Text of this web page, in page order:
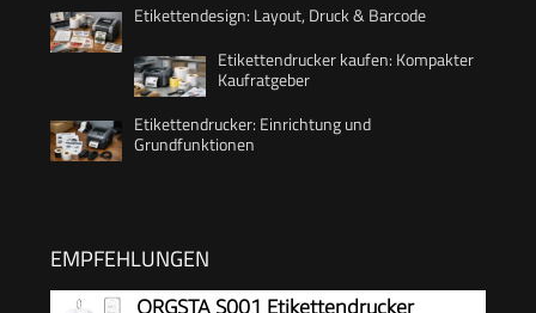
Etikettendesign: Layout, Druck & Barcode
Etikettendrucker kaufen: Kompakter
Kaufratgeber
Etikettendrucker: Einrichtung und
Grundfunktionen
EMPFEHLUNGEN
ORGSTA S001 Etikettendrucker